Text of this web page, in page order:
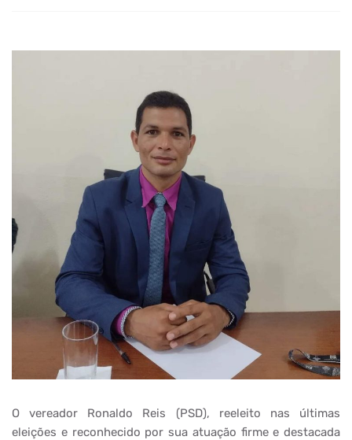
O vereador Ronaldo Reis (PSD), reeleito nas últimas
eleições e reconhecido por sua atuação firme e destacada